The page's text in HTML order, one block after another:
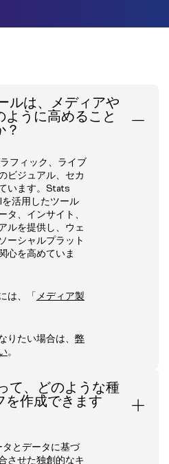
ルは、メディアや
ように高めること
？
フィック、ライブ
ビジュアル、セカ
います。Stats
活用したツール
タ、インサイト、
ルを提供し、ウェ
ーシャルプラット
心を高めていま
は、「 メディア製
りたい場合は、 弊
。
て、どのような種
を作成できます
とデータに基づ
させた独創的なキ